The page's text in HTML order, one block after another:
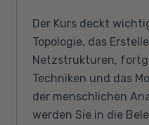
Der Kurs deckt
Topologie, das
Netzstrukturen,
Techniken und das
der menschlichen
werden Sie in die